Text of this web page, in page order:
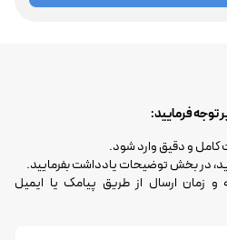
توجه فرمایید:
و دقیق وارد شود.
در بخش توضیحات یادداشت بفرمایید.
زمان ارسال از طریق پیامک یا ایمیل